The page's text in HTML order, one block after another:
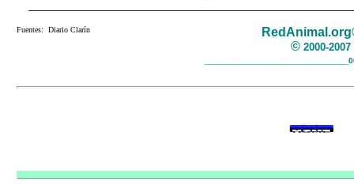
Fuentes: Diario Clarín
© 2000-